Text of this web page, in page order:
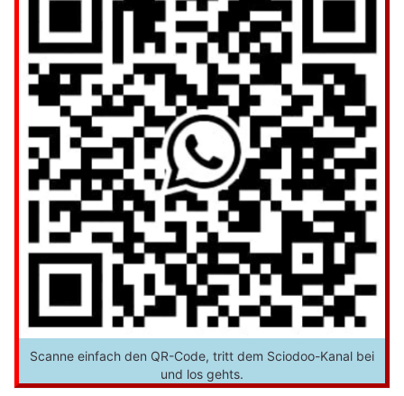
Scanne einfach den QR-Code, tritt dem Sciodoo-Kanal bei
und los gehts.